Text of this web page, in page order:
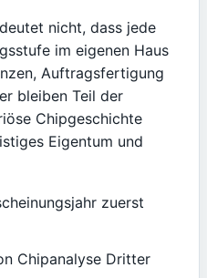
nicht, dass jede
im eigenen Haus
Auftragsfertigung
bleiben Teil der
Chipgeschichte
Eigentum und
zuerst
Chipanalyse Dritter